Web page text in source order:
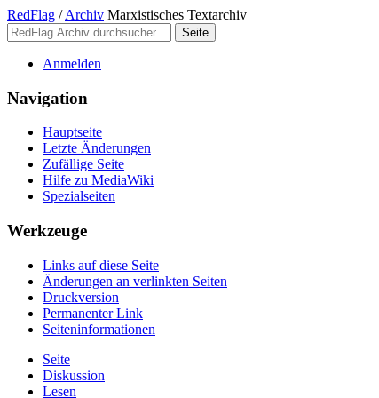
RedFlag / Archiv Marxistisches Textarchiv
Anmelden
Navigation
Hauptseite
Letzte Änderungen
Zufällige Seite
Hilfe zu MediaWiki
Spezialseiten
Werkzeuge
Links auf diese Seite
Änderungen an verlinkten Seiten
Druckversion
Permanenter Link
Seiten­­informationen
Seite
Diskussion
Lesen